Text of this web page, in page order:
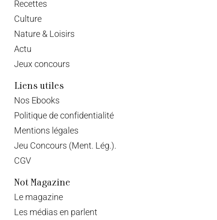
Recettes
Culture
Nature & Loisirs
Actu
Jeux concours
Liens utiles
Nos Ebooks
Politique de confidentialité
Mentions légales
Jeu Concours (Ment. Lég.).
CGV
Not Magazine
Le magazine
Les médias en parlent